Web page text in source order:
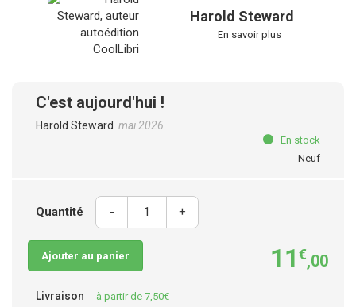
Harold Steward
En savoir plus
C'est aujourd'hui !
Harold Steward mai 2026
En stock
Neuf
Quantité - +
Ajouter au panier 11 €,00
Livraison
à partir de 7,50€